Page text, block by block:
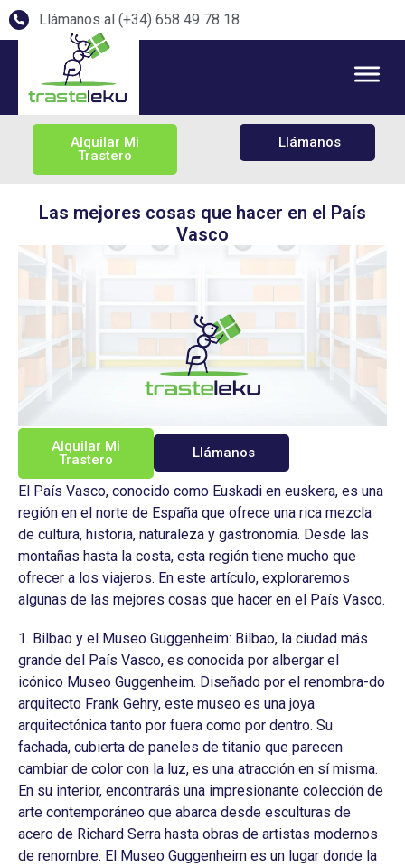
Llámanos al (+34) 658 49 78 18
Alquilar Mi
Trastero
Llámanos
Las mejores cosas que hacer en el País
Vasco
Alquilar Mi
Trastero
Llámanos
El País Vasco, conocido como Euskadi en euskera, es una
región en el norte de España que ofrece una rica mezcla
de cultura, historia, naturaleza y gastronomía. Desde las
montañas hasta la costa, esta región tiene mucho que
ofrecer a los viajeros. En este artículo, exploraremos
algunas de las mejores cosas que hacer en el País Vasco.
1. Bilbao y el Museo Guggenheim: Bilbao, la ciudad más
grande del País Vasco, es conocida por albergar el
icónico Museo Guggenheim. Diseñado por el renombra-do
arquitecto Frank Gehry, este museo es una joya
arquitectónica tanto por fuera como por dentro. Su
fachada, cubierta de paneles de titanio que parecen
cambiar de color con la luz, es una atracción en sí misma.
En su interior, encontrarás una impresionante colección de
arte contemporáneo que abarca desde esculturas de
acero de Richard Serra hasta obras de artistas modernos
de renombre. El Museo Guggenheim es un lugar donde la